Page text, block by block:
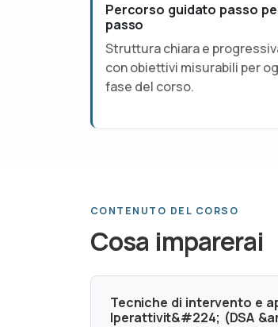
Percorso guidato passo
passo
Struttura chiara e
con obiettivi misurabili per
fase del corso.
CONTENUTO DEL CORSO
Cosa imparerai
Tecniche di intervento e
Iperattivit&#224; (DSA